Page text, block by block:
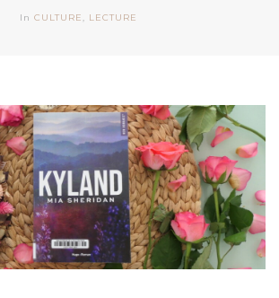
In CULTURE, LECTURE